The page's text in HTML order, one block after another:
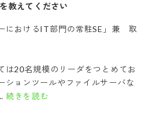
教えてください
におけるIT部門の常駐SE」兼 取
は20名規模のリーダをつとめてお
ションツールやファイルサーバな
続きを読む